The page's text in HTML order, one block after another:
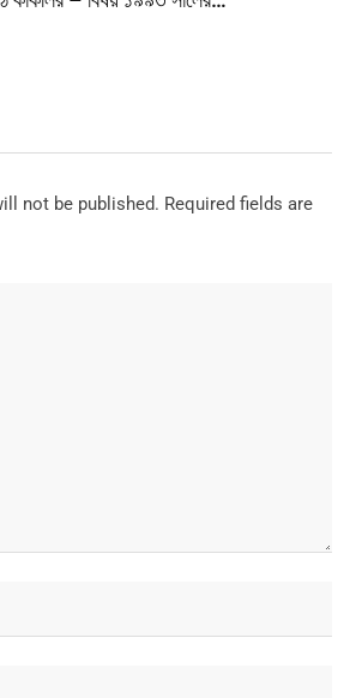
not be published. Required fields are